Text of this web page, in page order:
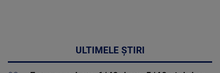
ULTIMELE ȘTIRI